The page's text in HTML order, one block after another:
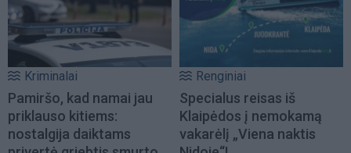
Kriminalai
Pamiršo, kad namai jau
priklauso kitiems:
nostalgija daiktams
Renginiai
Specialus reisas iš
Klaipėdos į nemokamą
vakarėlį „Viena naktis